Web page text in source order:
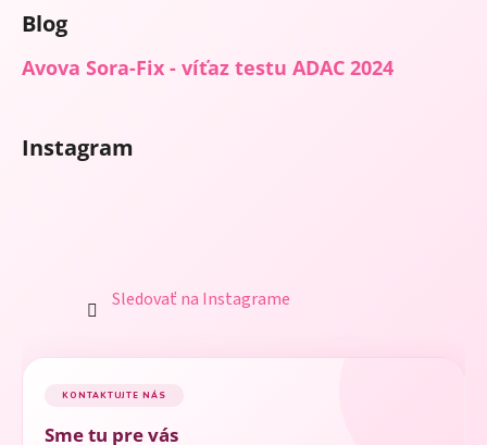
Blog
Avova Sora-Fix - víťaz testu ADAC 2024
Instagram
Sledovať na Instagrame
KONTAKTUJTE NÁS
Sme tu pre vás